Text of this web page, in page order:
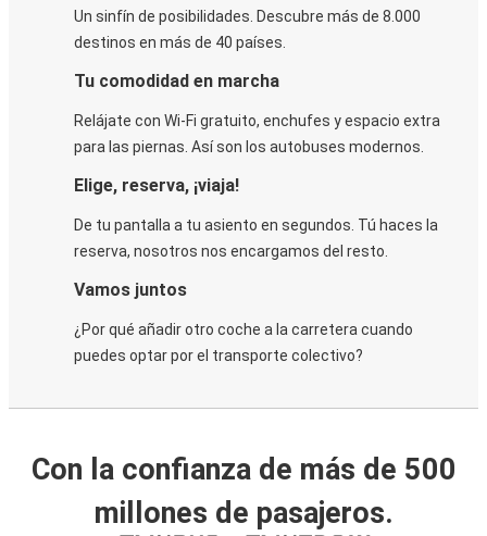
Un sinfín de posibilidades. Descubre más de 8.000
destinos en más de 40 países.
Tu comodidad en marcha
Relájate con Wi-Fi gratuito, enchufes y espacio extra
para las piernas. Así son los autobuses modernos.
Elige, reserva, ¡viaja!
De tu pantalla a tu asiento en segundos. Tú haces la
reserva, nosotros nos encargamos del resto.
Vamos juntos
¿Por qué añadir otro coche a la carretera cuando
puedes optar por el transporte colectivo?
Con la confianza de más de 500
millones de pasajeros.